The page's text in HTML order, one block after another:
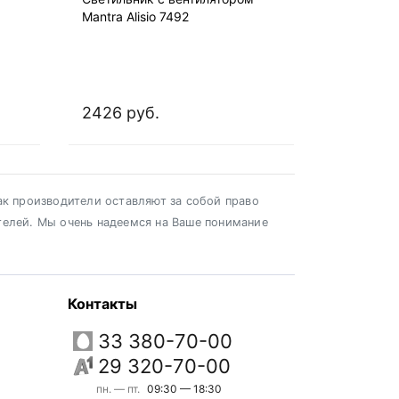
Mantra Alisio 7492
2426 руб.
производители оставляют за собой право
Мы очень надеемся на Ваше понимание
Контакты
33 380-70-00
29 320-70-00
пн. — пт. 09:30 — 18:30